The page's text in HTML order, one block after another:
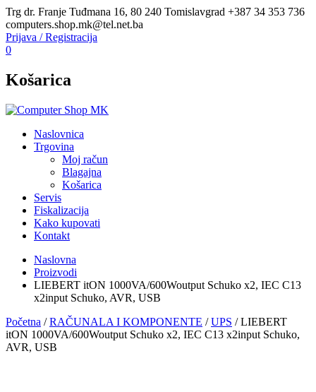
Trg dr. Franje Tuđmana 16, 80 240 Tomislavgrad +387 34 353 736
computers.shop.mk@tel.net.ba
Prijava / Registracija
0
Košarica
Naslovnica
Trgovina
Moj račun
Blagajna
Košarica
Servis
Fiskalizacija
Kako kupovati
Kontakt
Naslovna
Proizvodi
LIEBERT itON 1000VA/600Woutput Schuko x2, IEC C13
x2input Schuko, AVR, USB
Početna /RAČUNALA I KOMPONENTE /UPS / LIEBERT
itON 1000VA/600Woutput Schuko x2, IEC C13 x2input Schuko,
AVR, USB